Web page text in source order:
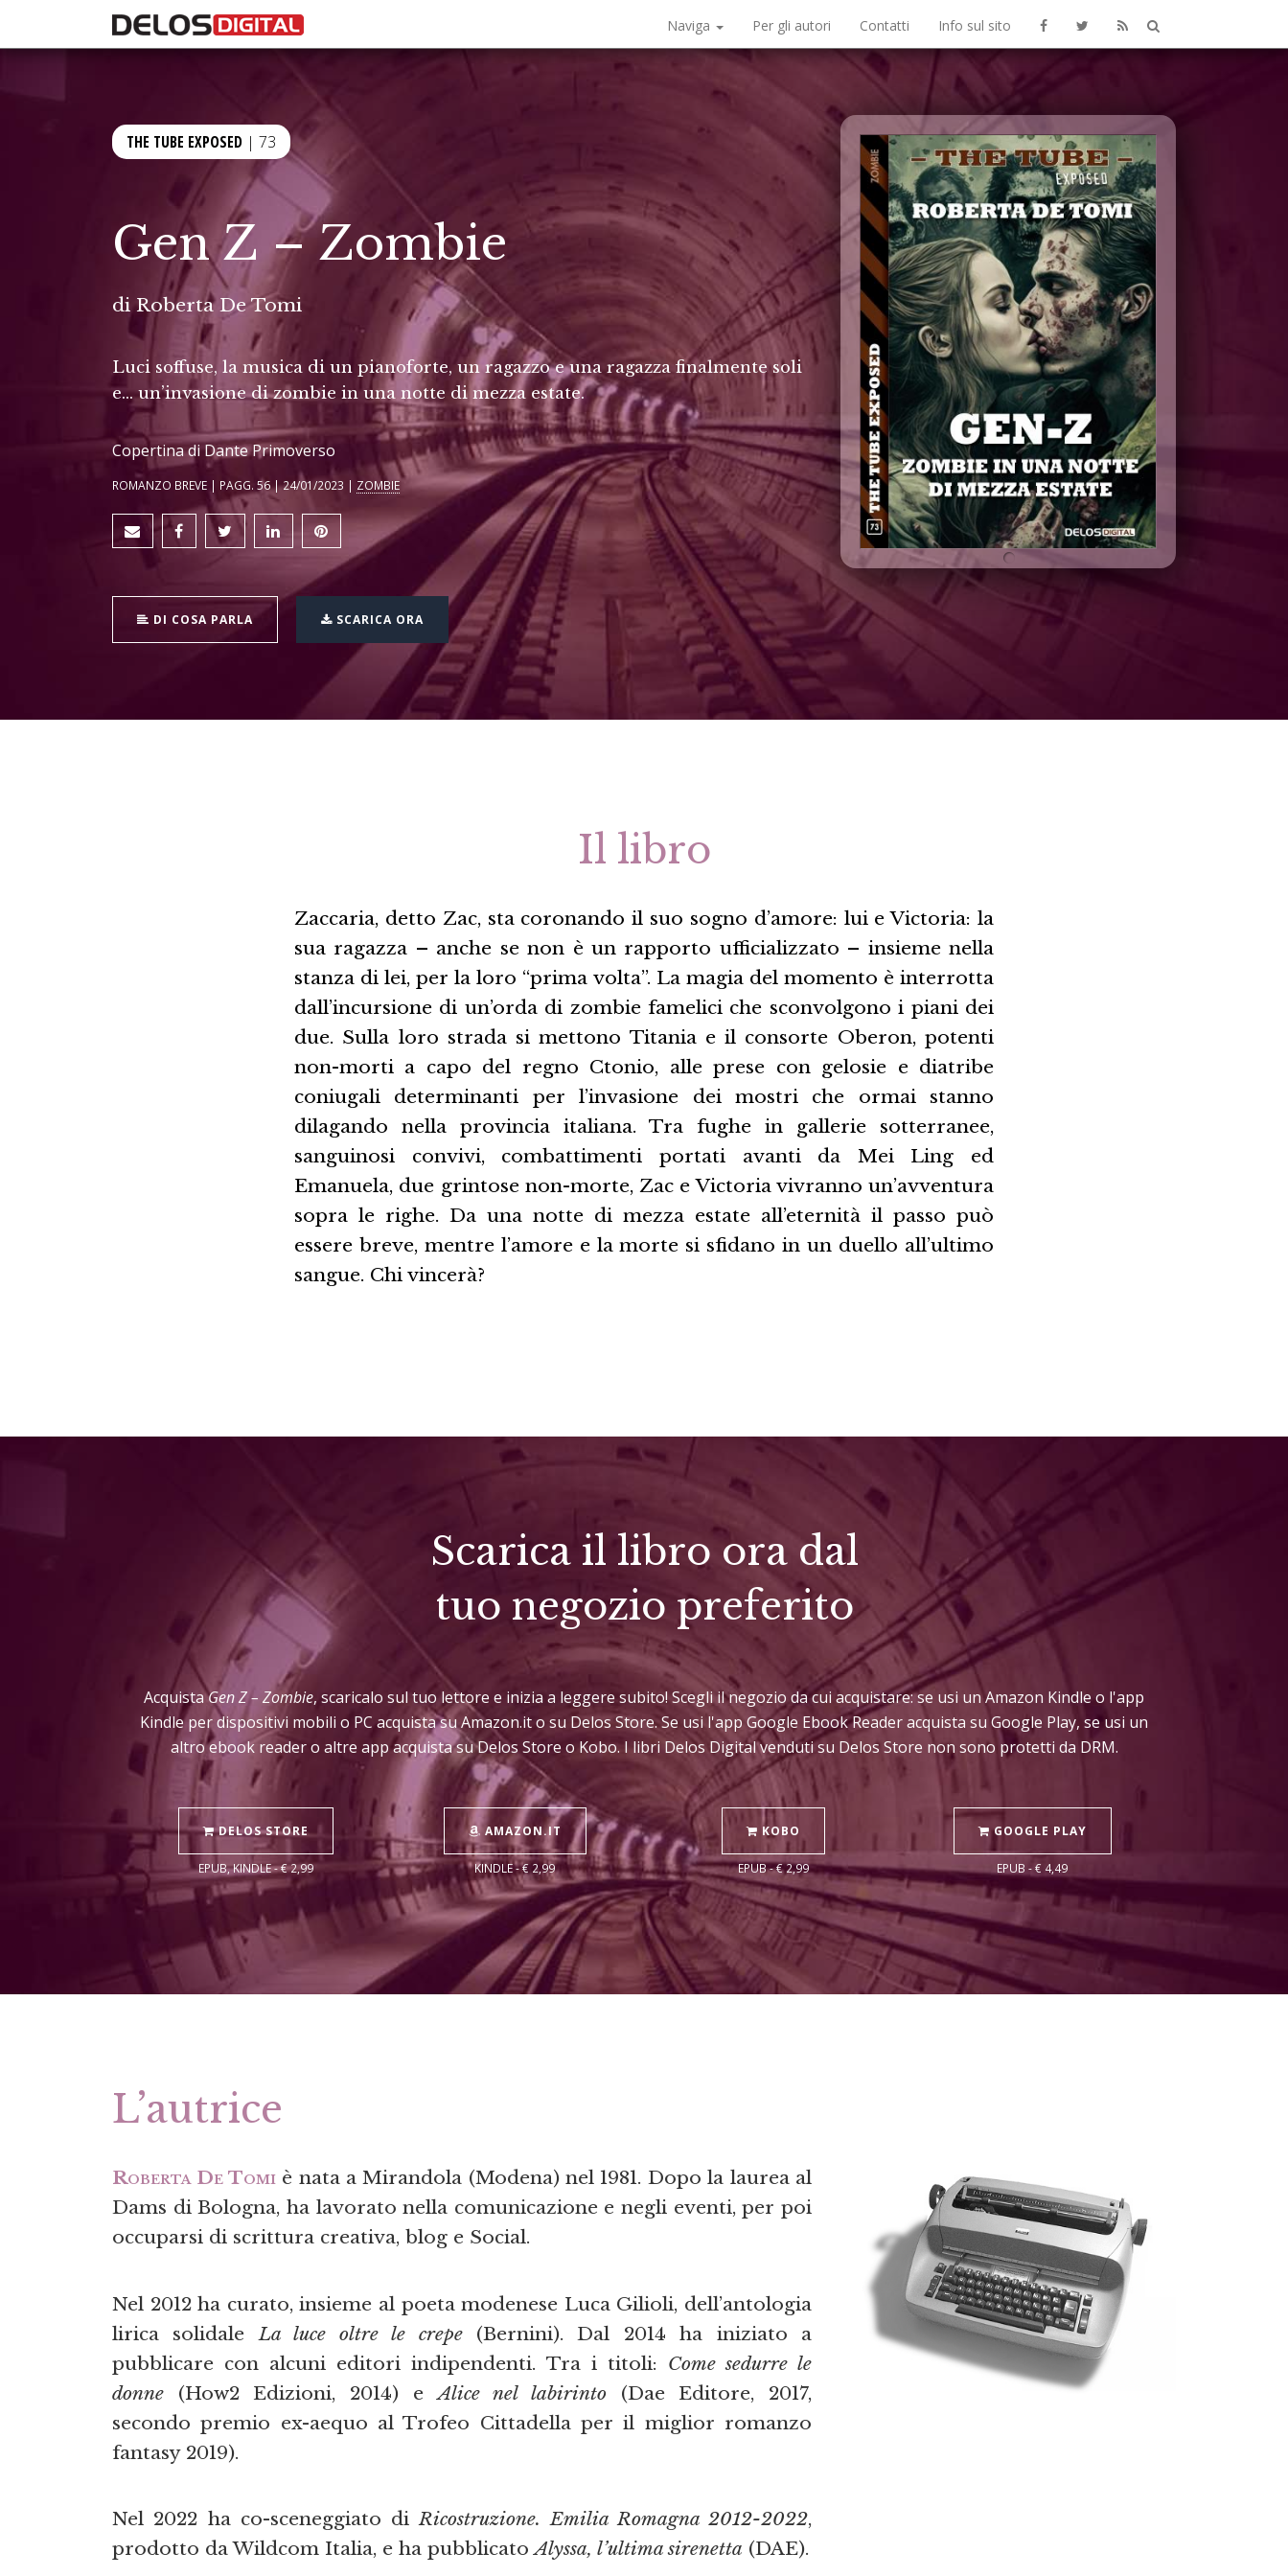
Naviga Per gli autori Contatti Info sul sito
THE TUBE EXPOSED | 73
Gen Z – Zombie
di Roberta De Tomi
Luci soffuse, la musica di un pianoforte, un ragazzo e una ragazza finalmente soli
e… un’invasione di zombie in una notte di mezza estate.
Copertina di Dante Primoverso
ROMANZO BREVE | PAGG. 56 | 24/01/2023 | ZOMBIE
DI COSA PARLA SCARICA ORA
Il libro
Zaccaria, detto Zac, sta coronando il suo sogno d’amore: lui e Victoria: la
sua ragazza – anche se non è un rapporto ufficializzato – insieme nella
stanza di lei, per la loro “prima volta”. La magia del momento è interrotta
dall’incursione di un’orda di zombie famelici che sconvolgono i piani dei
due. Sulla loro strada si mettono Titania e il consorte Oberon, potenti
non-morti a capo del regno Ctonio, alle prese con gelosie e diatribe
coniugali determinanti per l’invasione dei mostri che ormai stanno
dilagando nella provincia italiana. Tra fughe in gallerie sotterranee,
sanguinosi convivi, combattimenti portati avanti da Mei Ling ed
Emanuela, due grintose non-morte, Zac e Victoria vivranno un’avventura
sopra le righe. Da una notte di mezza estate all’eternità il passo può
essere breve, mentre l’amore e la morte si sfidano in un duello all’ultimo
sangue. Chi vincerà?
Scarica il libro ora dal
tuo negozio preferito
AcquistaGen Z – Zombie, scaricalo sul tuo lettore e inizia a leggere subito! Scegli il negozio da cui acquistare: se usi un Amazon Kindle o l'app
Kindle per dispositivi mobili o PC acquista su Amazon.it o su Delos Store. Se usi l'app Google Ebook Reader acquista su Google Play, se usi un
altro ebook reader o altre app acquista su Delos Store o Kobo. I libri Delos Digital venduti su Delos Store non sono protetti da DRM.
DELOS STORE
EPUB, KINDLE - € 2,99
AMAZON.IT
KINDLE - € 2,99
KOBO
EPUB - € 2,99
GOOGLE PLAY
EPUB - € 4,49
L’autrice
Roberta De Tomiè nata a Mirandola (Modena) nel 1981. Dopo la laurea al
Dams di Bologna, ha lavorato nella comunicazione e negli eventi, per poi
occuparsi di scrittura creativa, blog e Social.
Nel 2012 ha curato, insieme al poeta modenese Luca Gilioli, dell’antologia
lirica solidale La luce oltre le crepe(Bernini). Dal 2014 ha iniziato a
pubblicare con alcuni editori indipendenti. Tra i titoli: Come sedurre le
donne (How2 Edizioni, 2014) eAlice nel labirinto(Dae Editore, 2017,
secondo premio ex-aequo al Trofeo Cittadella per il miglior romanzo
fantasy 2019).
Nel 2022 ha co-sceneggiato diRicostruzione. Emilia Romagna 2012-2022,
prodotto da Wildcom Italia, e ha pubblicatoAlyssa, l’ultima sirenetta (DAE).